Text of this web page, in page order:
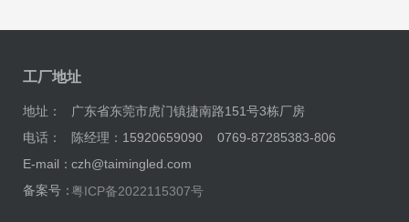
工厂地址
地址：
广东省东莞市虎门镇捷南路151号3栋厂房
电话：
陈经理：15920659090 0769-87285383-806
E-mail：czh@taimingled.com
备案号：粤ICP备2022115307号